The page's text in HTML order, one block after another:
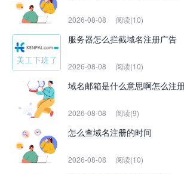
2026-08-08 阅读(10)
服务器怎么拦截域名注册广告
2026-08-08 阅读(10)
域名邮箱是什么意思啊怎么注
2026-08-08 阅读(9)
怎么查域名注册的时间
2026-08-08 阅读(10)